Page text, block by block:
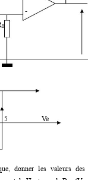
donner les valeurs
des
0
-
5 Ve